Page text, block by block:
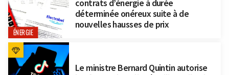
ÉNERGIE
contrats d’énergie à durée
déterminée onéreux suite à de
nouvelles hausses de prix
Le ministre Bernard Quintin autorise